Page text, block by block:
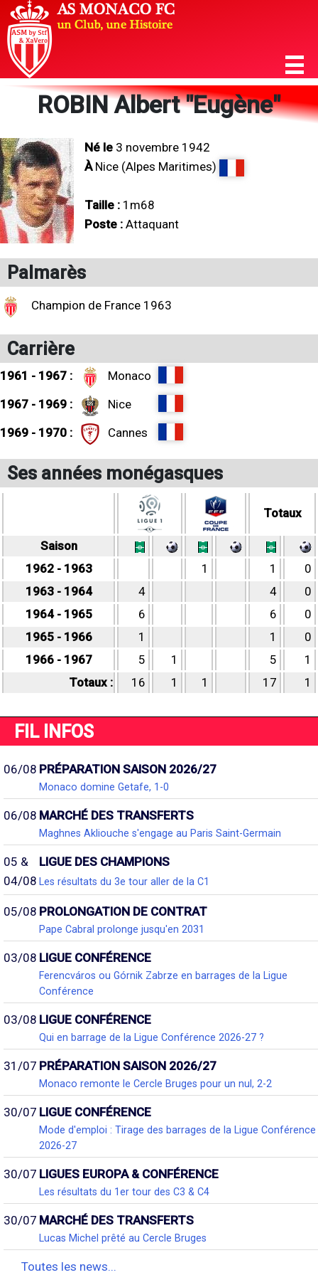
ROBIN Albert "Eugène"
Né le 3 novembre 1942
ÀNice (Alpes Maritimes)
Taille : 1m68
Poste : Attaquant
Palmarès
Champion de France 1963
Carrière
1961 - 1967 :
Monaco
1967 - 1969 :
Nice
1969 - 1970 :
Cannes
Ses années monégasques
Totaux
Saison
1962 - 1963
1 1
0
1963 - 1964
4 4
0
1964 - 1965
6 6
0
1965 - 1966
1 1
0
1966 - 1967
5 1 5
1
Totaux :
16 1 1 17 1
FIL INFOS
06/08 PRÉPARATION SAISON 2026/27
Monaco domine Getafe, 1-0
06/08 MARCHÉ DES TRANSFERTS
Maghnes Akliouche s'engage au Paris Saint-Germain
05 &
04/08
LIGUE DES CHAMPIONS
Les résultats du 3e tour aller de la C1
05/08 PROLONGATION DE CONTRAT
Pape Cabral prolonge jusqu'en 2031
03/08 LIGUE CONFÉRENCE
Ferencváros ou Górnik Zabrze en barrages de la Ligue
Conférence
03/08 LIGUE CONFÉRENCE
Qui en barrage de la Ligue Conférence 2026-27 ?
31/07 PRÉPARATION SAISON 2026/27
Monaco remonte le Cercle Bruges pour un nul, 2-2
30/07 LIGUE CONFÉRENCE
Mode d'emploi : Tirage des barrages de la Ligue Conférence
2026-27
30/07 LIGUES EUROPA & CONFÉRENCE
Les résultats du 1er tour des C3 & C4
30/07 MARCHÉ DES TRANSFERTS
Lucas Michel prêté au Cercle Bruges
Toutes les news...